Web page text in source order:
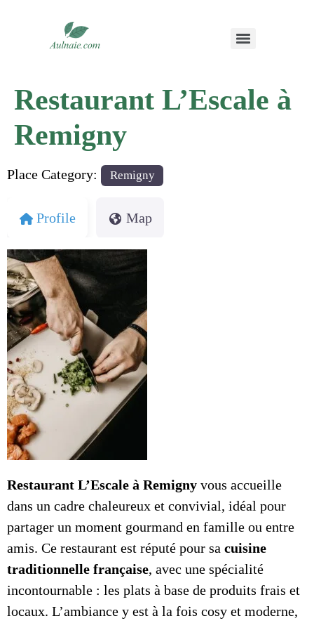
Restaurant L’Escale à
Remigny
Place Category: Remigny
Profile Map
Restaurant L’Escale à Remigny vous accueille
dans un cadre chaleureux et convivial, idéal pour
partager un moment gourmand en famille ou entre
amis. Ce restaurant est réputé pour sa cuisine
traditionnelle française, avec une spécialité
incontournable : les plats à base de produits frais et
locaux. L’ambiance y est à la fois cosy et moderne,